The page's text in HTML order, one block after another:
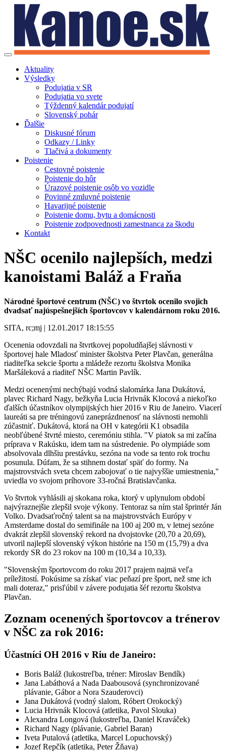
Toggle
navigationAktuality
Výsledky
Podujatia v SR
Podujatia vo svete
Týždenný kalendár podujatí
Slovenský pohár
Ďalšie
Diskusné fórum
Odkazy / Linky
Tlačivá a dokumenty
Poistenie
Cestovné poistenie
Poistenie do hôr
Úrazové poistenie osôb vo vozidle
Povinné zmluvné poistenie
Havarijné poistenie
Poistenie domu, bytu a domácnosti
Poistenie zodpovednosti zamestnanca za škodu
Kontakt
NŠC ocenilo najlepších, medzi
kanoistami Baláž a Fraňa
Národné športové centrum (NŠC) vo štvrtok ocenilo svojich
dvadsať najúspešnejších športovcov v kalendárnom roku 2016.
SITA, rc;mj | 12.01.2017 18:15:55
Ocenenia odovzdali na štvrtkovej popoludňajšej slávnosti v
športovej hale Mladosť minister školstva Peter Plavčan, generálna
riaditeľka sekcie športu a mládeže rezortu školstva Monika
Maršáleková a riaditeľ NŠC Martin Pavlík.
Medzi ocenenými nechýbajú vodná slalomárka Jana Dukátová,
plavec Richard Nagy, bežkyňa Lucia Hrivnák Klocová a niekoľko
ďalších účastníkov olympijských hier 2016 v Riu de Janeiro. Viacerí
laureáti sa pre tréningovú zaneprázdnenosť na slávnosti nemohli
zúčastniť. Dukátová, ktorá na OH v kategórii K1 obsadila
neobľúbené štvrté miesto, ceremóniu stihla. "V piatok sa mi začína
príprava v Rakúsku, idem tam na sústredenie. Po olympiáde som
absolvovala dlhšiu prestávku, sezóna na vode sa tento rok trochu
posunula. Dúfam, že sa stihnem dostať späť do formy. Na
majstrovstvách sveta chcem zabojovať o tie najvyššie umiestnenia,"
uviedla vo svojom príhovore 33-ročná Bratislavčanka.
Vo štvrtok vyhlásili aj skokana roka, ktorý v uplynulom období
najvýraznejšie zlepšil svoje výkony. Tentoraz sa ním stal šprintér Ján
Volko. Dvadsaťročný talent sa na majstrovstvách Európy v
Amsterdame dostal do semifinále na 100 aj 200 m, v letnej sezóne
dvakrát zlepšil slovenský rekord na dvojstovke (20,70 a 20,69),
utvoril najlepší slovenský výkon histórie na 150 m (15,79) a dva
rekordy SR do 23 rokov na 100 m (10,34 a 10,33).
"Slovenským športovcom do roku 2017 prajem najmä veľa
príležitostí. Pokúsime sa získať viac peňazí pre šport, než sme ich
mali doteraz," prisľúbil v závere podujatia šéf rezortu školstva
Plavčan.
Zoznam ocenených športovcov a trénerov
v NŠC za rok 2016:
Účastníci OH 2016 v Riu de Janeiro:
Boris Baláž (lukostreľba, tréner: Miroslav Bendík)
Jana Labáthová a Nada Daabousová (synchronizované
plávanie, Gábor a Nora Szauderovci)
Jana Dukátová (vodný slalom, Róbert Orokocký)
Lucia Hrivnák Klocová (atletika, Pavol Slouka)
Alexandra Longová (lukostreľba, Daniel Kraváček)
Richard Nagy (plávanie, Gabriel Baran)
Iveta Putalová (atletika, Marcel Lopuchovský)
Jozef Repčík (atletika, Peter Žňava)